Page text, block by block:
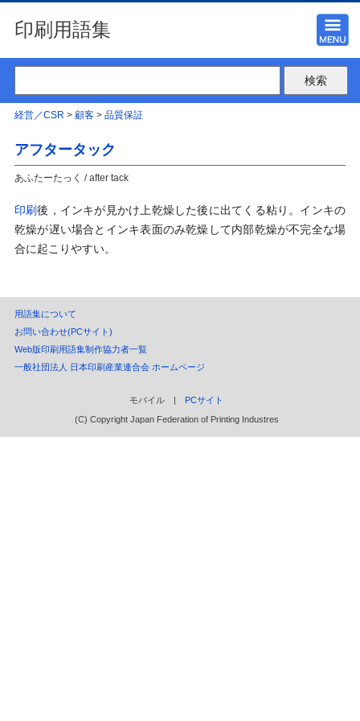
印刷用語集
経営／CSR > 顧客> 品質保証
アフタータック
あふたーたっく / after tack
印刷後，インキが見かけ上乾燥した後に出てくる粘り。インキの
乾燥が遅い場合とインキ表面のみ乾燥して内部乾燥が不完全な場
合に起こりやすい。
用語集について
お問い合わせ(PCサイト)
Web版印刷用語集制作協力者一覧
一般社団法人 日本印刷産業連合会 ホームページ
モバイル | PCサイト
(C) Copyright Japan Federation of Printing Industres